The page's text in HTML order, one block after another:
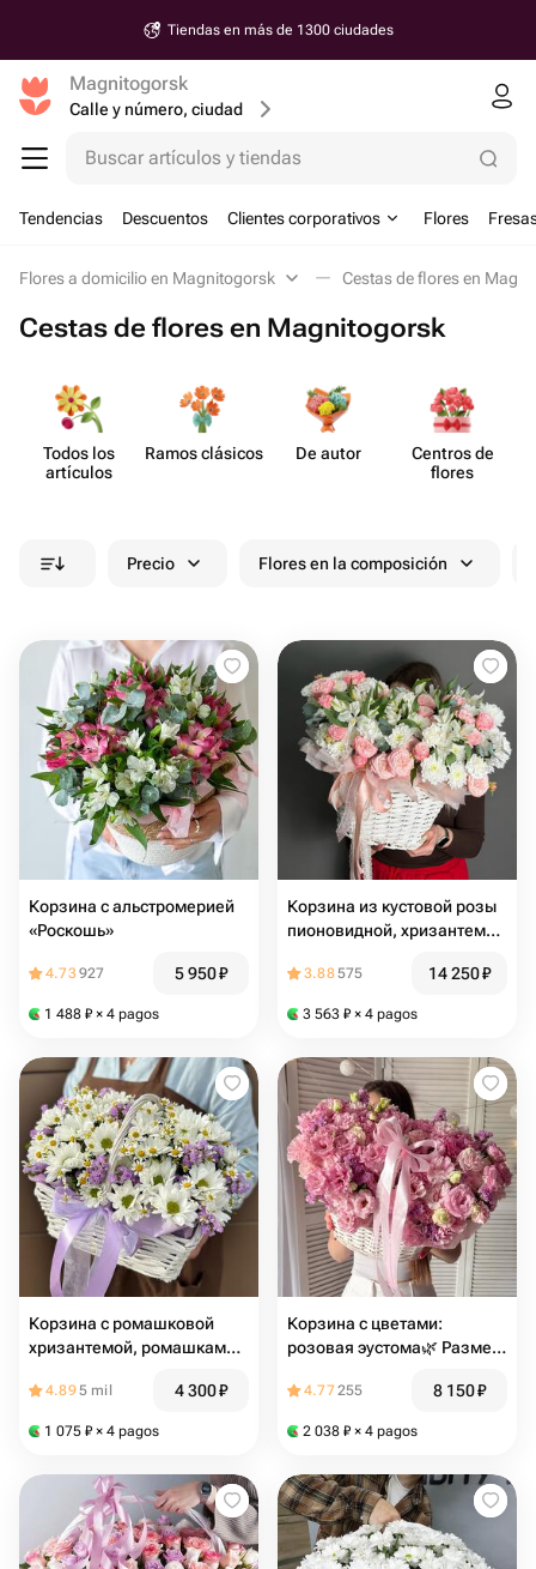
Tiendas en más de 1300 ciudades
Magnitogorsk
Calle y número, ciudad
Buscar artículos y tiendas
Tendencias Descuentos Clientes corporativos Flores
Flores a domicilio en Magnitogorsk Cestas de flores en
Cestas de flores en Magnitogorsk
Todos los
artículos
Ramos clásicos De autor
Centros de
flores
Precio Flores en la composición
Корзина с альстромерией
«Роскошь»
4.73927 5 950₽
1 488 ₽ × 4 pagos
Корзина из кустовой розы
пионовидной, хризантемы,
🫶3.88575 14 250₽
3 563 ₽ × 4 pagos
Корзина с ромашковой
хризантемой, ромашками и
лете»
4.895 mil 4 300₽
1 075 ₽ × 4 pagos
Корзина с цветами:
розовая эустома🌿 Размер
4.77255 8 150₽
2 038 ₽ × 4 pagos